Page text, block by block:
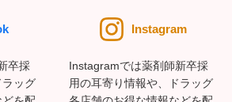
卒採
ラッグ
Instagram
Instagramでは薬剤師新卒採
用の耳寄り情報や、ドラッグ